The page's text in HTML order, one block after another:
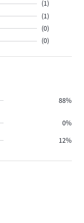
(1)
(1)
(0)
(0)
88%
0%
12%